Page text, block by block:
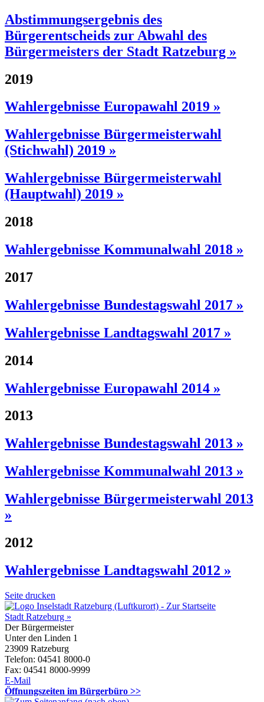
Abstimmungsergebnis des
Bürgerentscheids zur Abwahl des
Bürgermeisters der Stadt Ratzeburg »
2019
Wahlergebnisse Europawahl 2019 »
Wahlergebnisse Bürgermeisterwahl
(Stichwahl) 2019 »
Wahlergebnisse Bürgermeisterwahl
(Hauptwahl) 2019 »
2018
Wahlergebnisse Kommunalwahl 2018 »
2017
Wahlergebnisse Bundestagswahl 2017 »
Wahlergebnisse Landtagswahl 2017 »
2014
Wahlergebnisse Europawahl 2014 »
2013
Wahlergebnisse Bundestagswahl 2013 »
Wahlergebnisse Kommunalwahl 2013 »
Wahlergebnisse Bürgermeisterwahl 2013
»
2012
Wahlergebnisse Landtagswahl 2012 »
Seite drucken
Stadt Ratzeburg »
Der Bürgermeister
Unter den Linden 1
23909 Ratzeburg
Telefon: 04541 8000-0
Fax: 04541 8000-9999
E-Mail
Öffnungszeiten im Bürgerbüro >>